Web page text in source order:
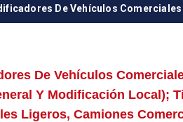
De Vehículos
De Vehículos
Y Modificación Local);
Ligeros, Camiones